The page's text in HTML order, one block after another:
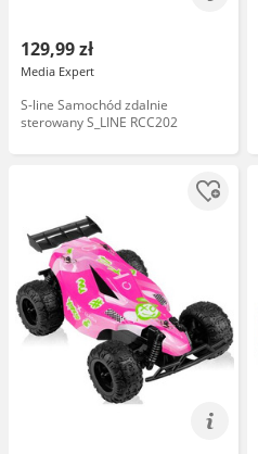
129,99 zł
Media Expert
S-line Samochód zdalnie
sterowany S_LINE RCC202